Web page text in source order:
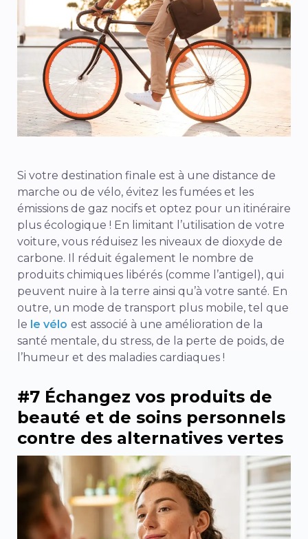
Si votre destination finale est à une distance de
marche ou de vélo, évitez les fumées et les
émissions de gaz nocifs et optez pour un itinéraire
plus écologique ! En limitant l’utilisation de votre
voiture, vous réduisez les niveaux de dioxyde de
carbone. Il réduit également le nombre de
produits chimiques libérés (comme l’antigel), qui
peuvent nuire à la terre ainsi qu’à votre santé. En
outre, un mode de transport plus mobile, tel que
le le vélo est associé à une amélioration de la
santé mentale, du stress, de la perte de poids, de
l’humeur et des maladies cardiaques !
#7 Échangez vos produits de
beauté et de soins personnels
contre des alternatives vertes